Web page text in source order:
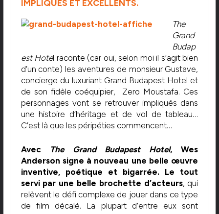
IMPLIQUÉS ET EXCELLENTS.
The
Grand
Budap
est Hotel raconte (car oui, selon moi il s’agit bien
d’un conte) les aventures de monsieur Gustave,
concierge du luxuriant Grand Budapest Hotel et
de son fidèle coéquipier, Zero Moustafa. Ces
personnages vont se retrouver impliqués dans
une histoire d’héritage et de vol de tableau…
C’est là que les péripéties commencent…
Avec The Grand Budapest Hotel, Wes
Anderson signe à nouveau une belle œuvre
inventive, poétique et bigarrée. Le tout
servi par une belle brochette d’acteurs, qui
relèvent le défi complexe de jouer dans ce type
de film décalé. La plupart d’entre eux sont